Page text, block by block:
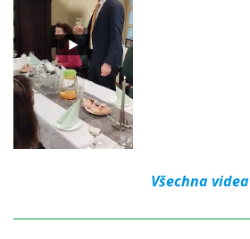
Všechna videa